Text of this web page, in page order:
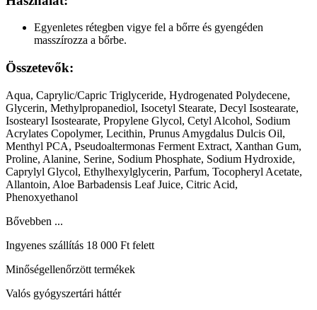
Egyenletes rétegben vigye fel a bőrre és gyengéden
masszírozza a bőrbe.
Összetevők:
Aqua, Caprylic/Capric Triglyceride, Hydrogenated Polydecene,
Glycerin, Methylpropanediol, Isocetyl Stearate, Decyl Isostearate,
Isostearyl Isostearate, Propylene Glycol, Cetyl Alcohol, Sodium
Acrylates Copolymer, Lecithin, Prunus Amygdalus Dulcis Oil,
Menthyl PCA, Pseudoaltermonas Ferment Extract, Xanthan Gum,
Proline, Alanine, Serine, Sodium Phosphate, Sodium Hydroxide,
Caprylyl Glycol, Ethylhexylglycerin, Parfum, Tocopheryl Acetate,
Allantoin, Aloe Barbadensis Leaf Juice, Citric Acid,
Phenoxyethanol
Bővebben ...
Ingyenes szállítás 18 000 Ft felett
Minőségellenőrzött termékek
Valós gyógyszertári háttér